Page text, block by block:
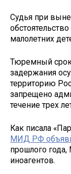
Судья при
малолетних
Тюремный срок
задержания
территорию
запрещено
течение трех
Как писала
МИД РФ
прошлого
иноагентов.